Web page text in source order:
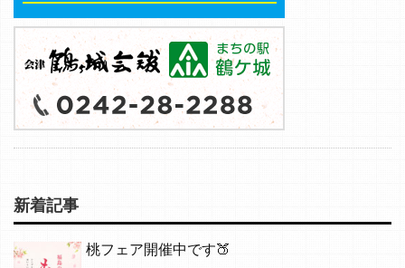
新着記事
桃フェア開催中です🍑